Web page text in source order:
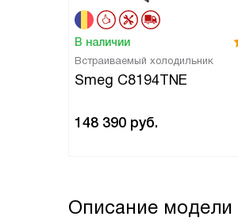
В наличии
Встраиваемый холодильник
Smeg C8194TNE
148 390 руб.
Описание модели